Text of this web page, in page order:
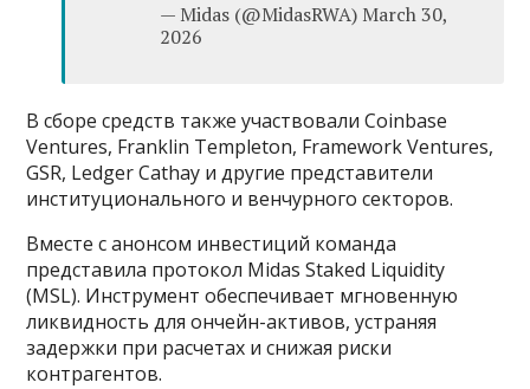
— Midas (@MidasRWA) March 30,
2026
В сборе средств также участвовали Coinbase
Ventures, Franklin Templeton, Framework Ventures,
GSR, Ledger Cathay и другие представители
институционального и венчурного секторов.
Вместе с анонсом инвестиций команда
представила протокол Midas Staked Liquidity
(MSL). Инструмент обеспечивает мгновенную
ликвидность для ончейн-активов, устраняя
задержки при расчетах и снижая риски
контрагентов.